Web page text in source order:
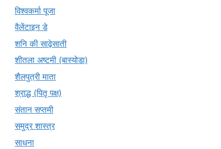
विश्वकर्मा पूजा
वैलेंटाइन डे
शनि की साढ़ेसाती
शीतला अष्टमी (बास्योडा)
शैलपुत्री माता
श्राद्ध (पितृ पक्ष)
संतान सप्तमी
समुद्र शास्त्र
साधना